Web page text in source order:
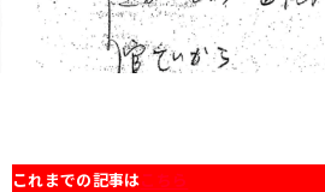
これまでの記事はこちら